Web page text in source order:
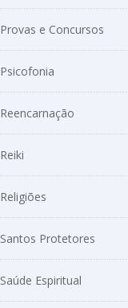
Provas e Concursos
Psicofonia
Reencarnação
Reiki
Religiões
Santos Protetores
Saúde Espiritual